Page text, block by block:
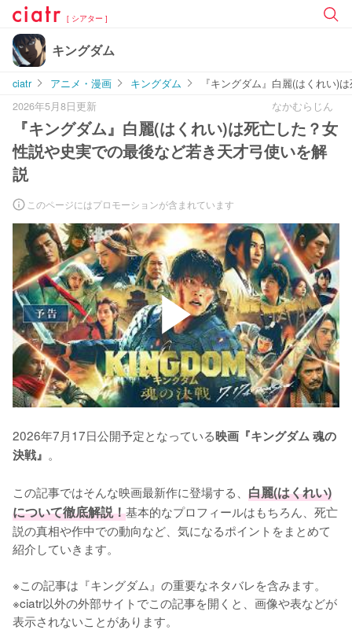
[ シアター ]
キングダム
ciatr アニメ・漫画 キングダム
『キングダム』白麗(はくれい)
2026年5月8日更新
なかむらじん
『キングダム』白麗(はくれい)は死亡した？女
性説や史実での最後など若き天才弓使いを解
説
このページにはプロモーションが含まれています
2026年7月17日公開予定となっている映画『キングダム 魂の
決戦』 。
この記事ではそんな映画最新作に登場する、 白麗(はくれい)
について徹底解説！基本的なプロフィールはもちろん、死亡
説の真相や作中での動向など、気になるポイントをまとめて
紹介していきます。
※この記事は『キングダム』の重要なネタバレを含みます。
※ciatr以外の外部サイトでこの記事を開くと、画像や表などが
表示されないことがあります。